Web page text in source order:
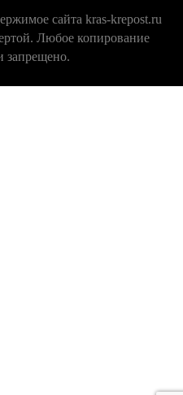
сайта kras-krepost.ru
Любое копирование
запрещено.